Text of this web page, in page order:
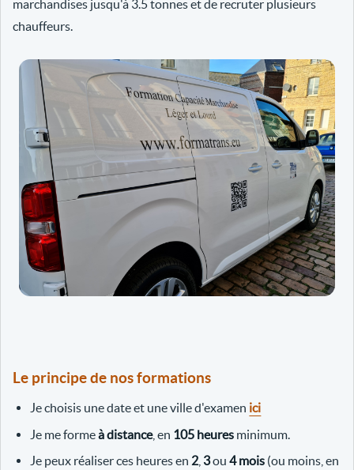
marchandises jusqu'à 3.5 tonnes et de recruter plusieurs
chauffeurs.
Le principe de nos formations
Je choisis une date et une ville d'examen ici
Je me formeà distance, en 105 heures minimum.
Je peux réaliser ces heures en 2 3ou4 mois (ou moins, en